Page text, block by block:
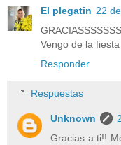
El plegatin 22
Vengo de la
Responder
Respuestas
Unknown
Gracias a ti!!